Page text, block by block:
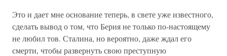
Это и дает мне основание теперь, в свете уже известного,
сделать вывод о том, что Берия не только по-настоящему
не любил тов. Сталина, но вероятно, даже ждал его
смерти, чтобы развернуть свою преступную